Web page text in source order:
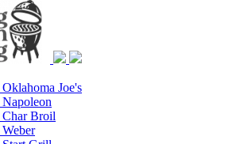
Joe's
Broil